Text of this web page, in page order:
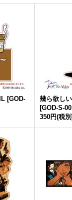
[GOD-
幾ら欲し
[GOD-S-
350円(税